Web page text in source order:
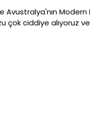
Avustralya'nın Modern
çok ciddiye alıyoruz ve